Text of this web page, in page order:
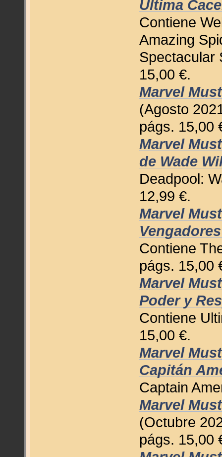
Última
Contiene
Amazing
Spectacular
15,00 €.
Marvel
(Agosto
págs. 15,00
Marvel
de Wade
Deadpool:
12,99 €.
Marvel
Contiene
págs. 15,00
Marvel
Poder y
Contiene
15,00 €.
Marvel
Capitán
Captain
Marvel
(Octubre
págs. 15,00